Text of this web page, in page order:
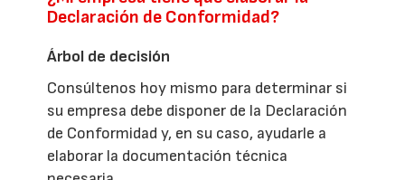
Declaración de Conformidad?
Árbol de decisión
Consúltenos hoy mismo para determinar si
su empresa debe disponer de la Declaración
de Conformidad y, en su caso, ayudarle a
elaborar la documentación técnica